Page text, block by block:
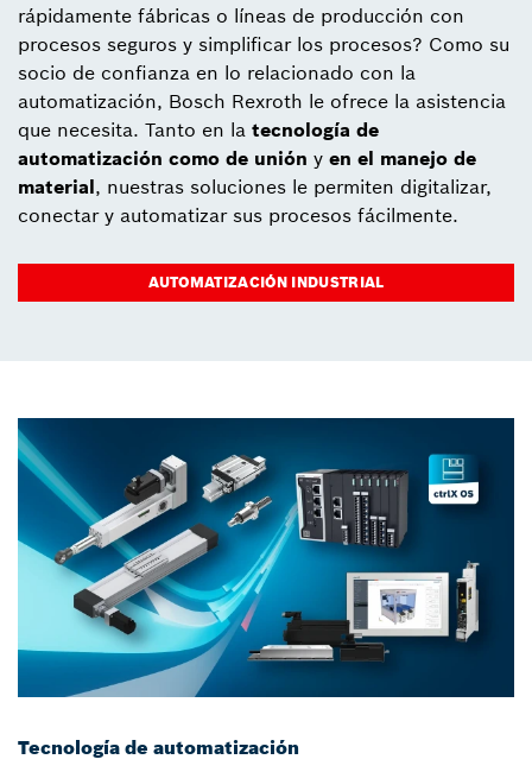
rápidamente fábricas o líneas de producción con
procesos seguros y simplificar los procesos? Como su
socio de confianza en lo relacionado con la
automatización, Bosch Rexroth le ofrece la asistencia
que necesita. Tanto en la tecnología de
automatización como de unión y en el manejo de
material, nuestras soluciones le permiten digitalizar,
conectar y automatizar sus procesos fácilmente.
AUTOMATIZACIÓN INDUSTRIAL
Tecnología de automatización